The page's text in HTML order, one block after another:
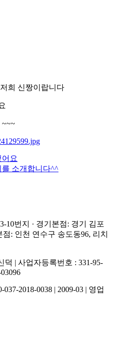
희 신짱이랍니다
~~~
요
소개합니다^^
10번지 · 경기본점: 경기 김포
: 인천 연수구 송도동96, 리치
덕 | 사업자등록번호 : 331-95-
2018-0038 | 2009-03 | 영업